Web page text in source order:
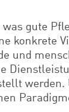
was gute
konkrete
und